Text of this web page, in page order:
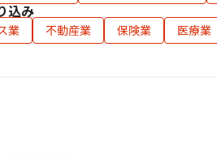
込み
業 不動産業 保険業 医療業